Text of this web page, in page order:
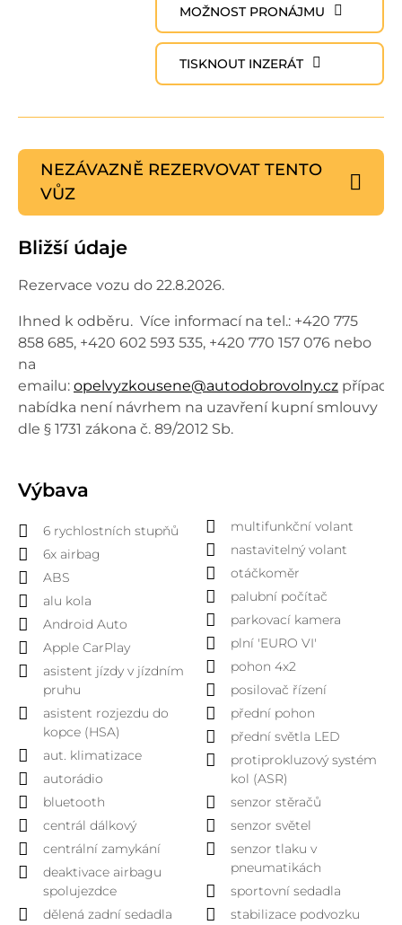
MOŽNOST PRONÁJMU
TISKNOUT INZERÁT
NEZÁVAZNĚ REZERVOVAT TENTO
VŮZ
Bližší údaje
Rezervace vozu do 22.8.2026.
Ihned k odběru. Více informací na tel.: +420 775
858 685, +420 602 593 535, +420 770 157 076 nebo
na
emailu: opelvyzkousene@autodobrovolny.cz
nabídka není návrhem na uzavření kupní smlouvy
dle § 1731 zákona č. 89/2012 Sb.
Výbava
6 rychlostních stupňů
6x airbag
ABS
alu kola
Android Auto
Apple CarPlay
asistent jízdy v jízdním
pruhu
asistent rozjezdu do
kopce (HSA)
aut. klimatizace
autorádio
bluetooth
centrál dálkový
centrální zamykání
deaktivace airbagu
spolujezdce
dělená zadní sedadla
multifunkční volant
nastavitelný volant
otáčkoměr
palubní počítač
parkovací kamera
plní 'EURO VI'
pohon 4x2
posilovač řízení
přední pohon
přední světla LED
protiprokluzový systém
kol (ASR)
senzor stěračů
senzor světel
senzor tlaku v
pneumatikách
sportovní sedadla
stabilizace podvozku